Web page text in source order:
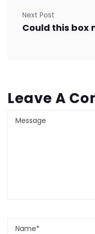
Next Post
Leave A